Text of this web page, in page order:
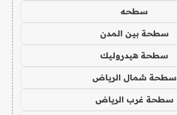
سطحه
سطحة بين المدن
سطحة هيدروليك
سطحة شمال الرياض
سطحة غرب الرياض